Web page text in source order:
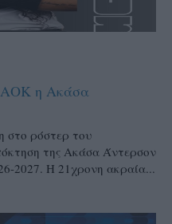
η Ακάσα
στο ρόστερ του
της Ακάσα Άντερσον
2027. Η 21χρονη ακραία...